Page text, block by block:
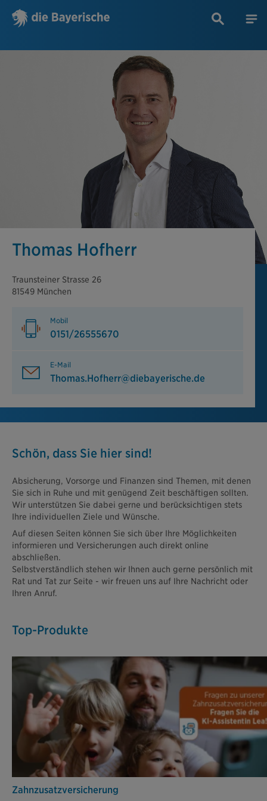
Thomas Hofherr
Traunsteiner Strasse 26
81549 München
Mobil
0151/26555670
E-Mail
Thomas.Hofherr@diebayerische.de
Schön, dass Sie hier sind!
Absicherung, Vorsorge und Finanzen sind Themen, mit denen
Sie sich in Ruhe und mit genügend Zeit beschäftigen sollten.
Wir unterstützen Sie dabei gerne und berücksichtigen stets
Ihre individuellen Ziele und Wünsche.
Auf diesen Seiten können Sie sich über Ihre Möglichkeiten
informieren und Versicherungen auch direkt online
abschließen.
Selbstverständlich stehen wir Ihnen auch gerne persönlich mit
Rat und Tat zur Seite - wir freuen uns auf Ihre Nachricht oder
Ihren Anruf.
Top-Produkte
Zahn­zusatz­versicherung